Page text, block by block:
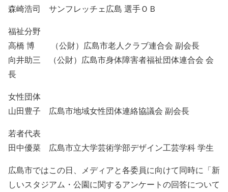
森崎浩司 サンフレッチェ広島 選手ＯＢ
福祉分野
高橋 博 （公財）広島市老人クラブ連合会 副会長
向井助三 （公財）広島市身体障害者福祉団体連合会 会
長
女性団体
山田豊子 広島市地域女性団体連絡協議会 副会長
若者代表
田中優菜 広島市立大学芸術学部デザイン工芸学科 学生
広島市ではこの日、メディアと各委員に向けて同時に「新
しいスタジアム・公園に関するアンケートの回答について